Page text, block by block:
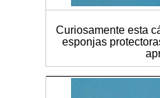
Curiosamente esta
esponjas